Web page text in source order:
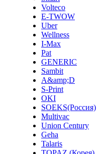
Volteco
E-TWOW
Uber
Wellness
I-Max
Pat
GENERIC
Sambit
A&amp;D
S-Print
OKI
SOEKS(Россия)
Multivac
Union Century
Geha
Talaris